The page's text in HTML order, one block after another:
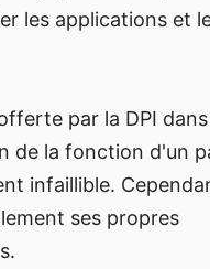
les applications et
par la DPI dans
de la fonction d'un
infaillible.
ses propres